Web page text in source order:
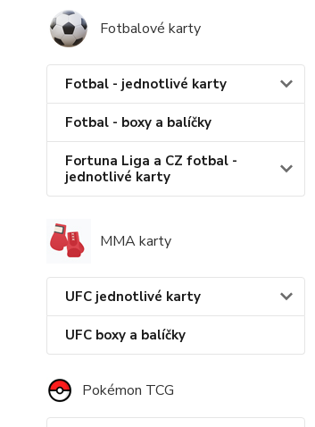
Fotbalové karty
Fotbal - jednotlivé karty
Fotbal - boxy a balíčky
Fortuna Liga a CZ fotbal -
jednotlivé karty
MMA karty
UFC jednotlivé karty
UFC boxy a balíčky
Pokémon TCG